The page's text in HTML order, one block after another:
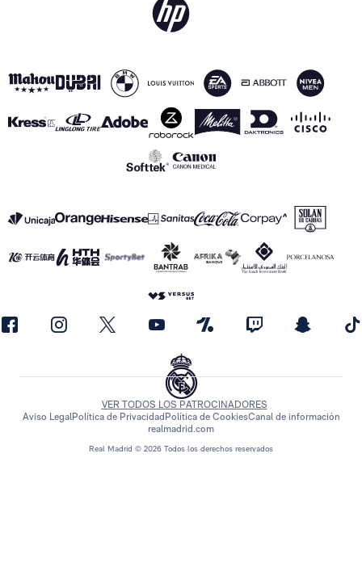
Real Madrid © 2026 Todos los derechos reservados
VER TODOS LOS PATROCINADORES
Aviso LegalPolítica de Privacidad Política de CookiesCanal de información
realmadrid.com